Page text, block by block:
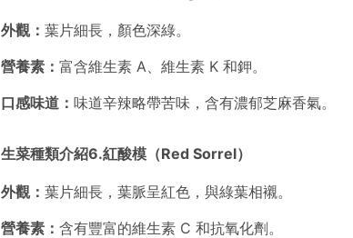
外觀： 葉片細長，顏色深綠。
營養素： 富含維生素 A、維生素 K 和鉀。
口感味道： 味道辛辣略帶苦味，含有濃郁芝麻香氣。
生菜種類介紹6.紅酸模（Red Sorrel）
外觀： 葉片細長，葉脈呈紅色，與綠葉相襯。
營養素： 含有豐富的維生素 C 和抗氧化劑。